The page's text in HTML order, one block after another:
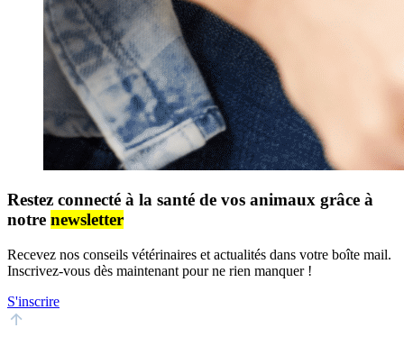
Restez connecté à la santé de vos animaux grâce à
notre newsletter
Recevez nos conseils vétérinaires et actualités dans votre boîte mail.
Inscrivez-vous dès maintenant pour ne rien manquer !
S'inscrire